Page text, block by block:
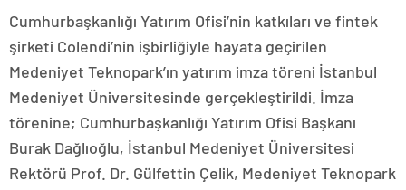
Cumhurbaşkanlığı Yatırım Ofisi’nin katkıları ve fintek
şirketi Colendi’nin işbirliğiyle hayata geçirilen
Medeniyet Teknopark’ın yatırım imza töreni İstanbul
Medeniyet Üniversitesinde gerçekleştirildi. İmza
törenine; Cumhurbaşkanlığı Yatırım Ofisi Başkanı
Burak Dağlıoğlu, İstanbul Medeniyet Üniversitesi
Rektörü Prof. Dr. Gülfettin Çelik, Medeniyet Teknopark